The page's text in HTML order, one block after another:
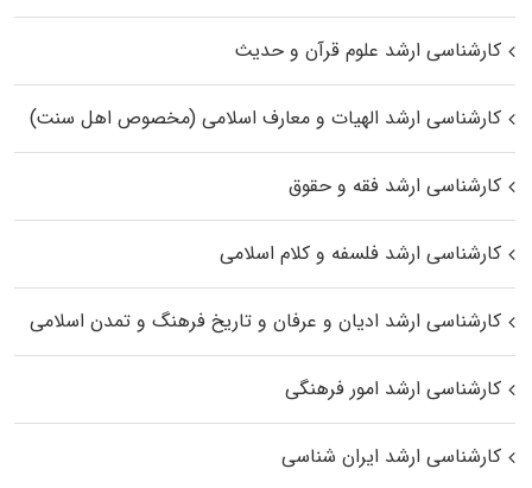
کارشناسی ارشد علوم قرآن و حدیث
کارشناسی ارشد الهیات و معارف اسلامی (مخصوص اهل سنت)
کارشناسی ارشد فقه و حقوق
کارشناسی ارشد فلسفه و کلام اسلامی
کارشناسی ارشد ادیان و عرفان و تاریخ فرهنگ و تمدن اسلامی
کارشناسی ارشد امور فرهنگی
کارشناسی ارشد ایران شناسی